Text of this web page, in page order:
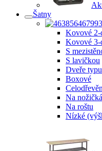
Šatny
Kovové 2-
Kovové 3-
S
S lavičkou
Dveře
Boxové
Na
Na roštu
Nízké